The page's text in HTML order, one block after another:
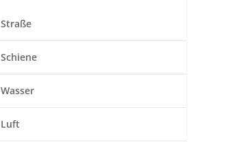
Straße
Schiene
Wasser
Luft